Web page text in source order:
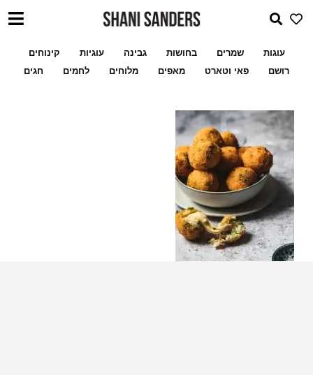
עוגות שמרים בחושות גבינה עוגיות
קינוחים
רושם
פאי וטארט מאפים מלוחים לחמים חגים